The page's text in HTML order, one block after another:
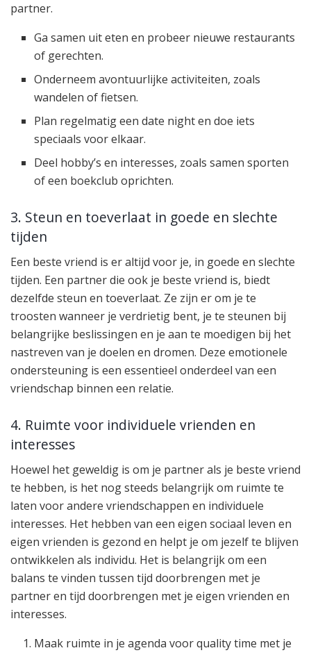
partner.
Ga samen uit eten en probeer nieuwe restaurants
of gerechten.
Onderneem avontuurlijke activiteiten, zoals
wandelen of fietsen.
Plan regelmatig een date night en doe iets
speciaals voor elkaar.
Deel hobby’s en interesses, zoals samen sporten
of een boekclub oprichten.
3. Steun en toeverlaat in goede en slechte
tijden
Een beste vriend is er altijd voor je, in goede en slechte
tijden. Een partner die ook je beste vriend is, biedt
dezelfde steun en toeverlaat. Ze zijn er om je te
troosten wanneer je verdrietig bent, je te steunen bij
belangrijke beslissingen en je aan te moedigen bij het
nastreven van je doelen en dromen. Deze emotionele
ondersteuning is een essentieel onderdeel van een
vriendschap binnen een relatie.
4. Ruimte voor individuele vrienden en
interesses
Hoewel het geweldig is om je partner als je beste vriend
te hebben, is het nog steeds belangrijk om ruimte te
laten voor andere vriendschappen en individuele
interesses. Het hebben van een eigen sociaal leven en
eigen vrienden is gezond en helpt je om jezelf te blijven
ontwikkelen als individu. Het is belangrijk om een
balans te vinden tussen tijd doorbrengen met je
partner en tijd doorbrengen met je eigen vrienden en
interesses.
Maak ruimte in je agenda voor quality time met je